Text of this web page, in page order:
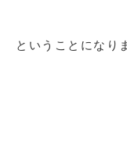
ということになり